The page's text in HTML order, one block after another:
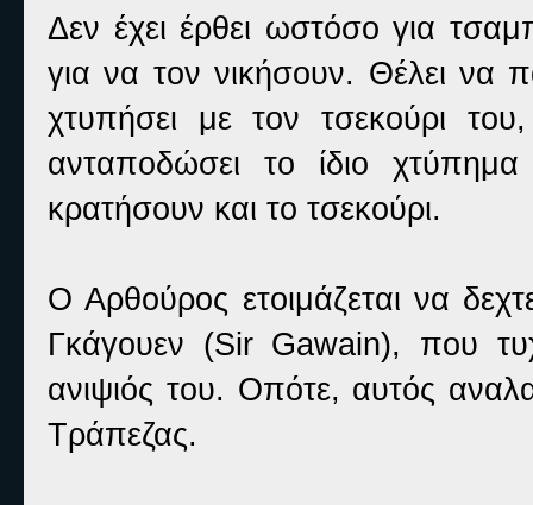
Δεν έχει έρθει ωστόσο για
για να τον νικήσουν. Θέλει να
χτυπήσει με τον τσεκούρι
ανταποδώσει το ίδιο
κρατήσουν και το τσεκούρι.
Ο Αρθούρος ετοιμάζεται να
Γκάγουεν (Sir Gawain), που
ανιψιός του. Οπότε, αυτός
Τράπεζας.